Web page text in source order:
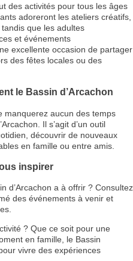
des activités pour tous les âges
adoreront les ateliers créatifs,
que les adultes
et événements
excellente occasion de partager
des fêtes locales ou des
le Bassin d’Arcachon
manquerez aucun des temps
Il s’agit d’un outil
découvrir de nouveaux
en famille ou entre amis.
inspirer
d’Arcachon a à offrir ? Consultez
des événements à venir et
? Que ce soit pour une
en famille, le Bassin
vivre des expériences